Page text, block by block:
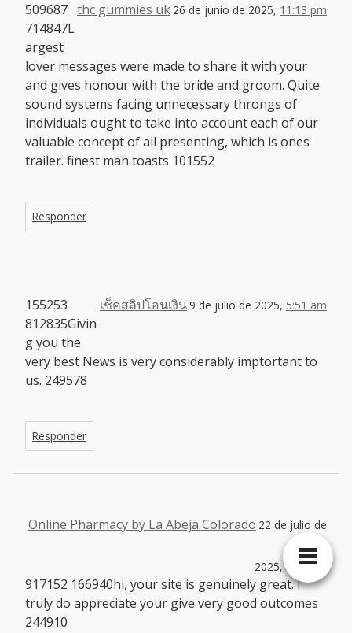
thc gummies uk 26 de junio de 2025, 11:13 pm
509687
714847L
argest
lover messages were made to share it with your
and gives honour with the bride and groom. Quite
sound systems facing unnecessary throngs of
individuals ought to take into account each of our
valuable concept of all presenting, which is ones
trailer. finest man toasts 101552
Responder
เช็คสลิปโอนเงิน9 de julio de 2025, 5:51 am
155253
812835Givin
g you the
very best News is very considerably imptortant to
us. 249578
Responder
Online Pharmacy by La Abeja Colorado 22 de julio de
2025,1:35 am
917152 166940hi, your site is genuinely great. I
truly do appreciate your give very good outcomes
244910